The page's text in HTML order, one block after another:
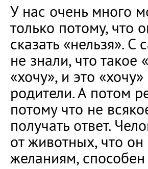
У нас очень много
только потому, что
сказать «нельзя».
не знали, что
«хочу», и это
родители. А потом
потому что не
получать ответ.
от животных, что он
желаниям,